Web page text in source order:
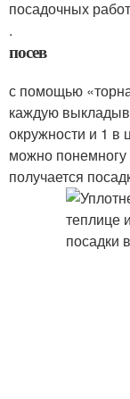
посадочных
.
посев
с помощью
каждую
окружности и 1 в
можно
получается